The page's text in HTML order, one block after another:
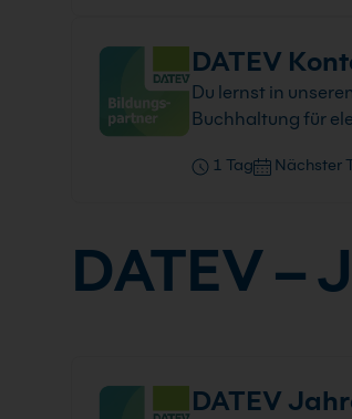
DATEV
Du lernst in
Buchhaltung für
1 Tag Nächster
DATEV –
DATEV